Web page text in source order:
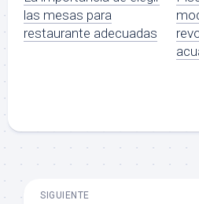
las mesas para
restaurante adecuadas
SIGUIENTE